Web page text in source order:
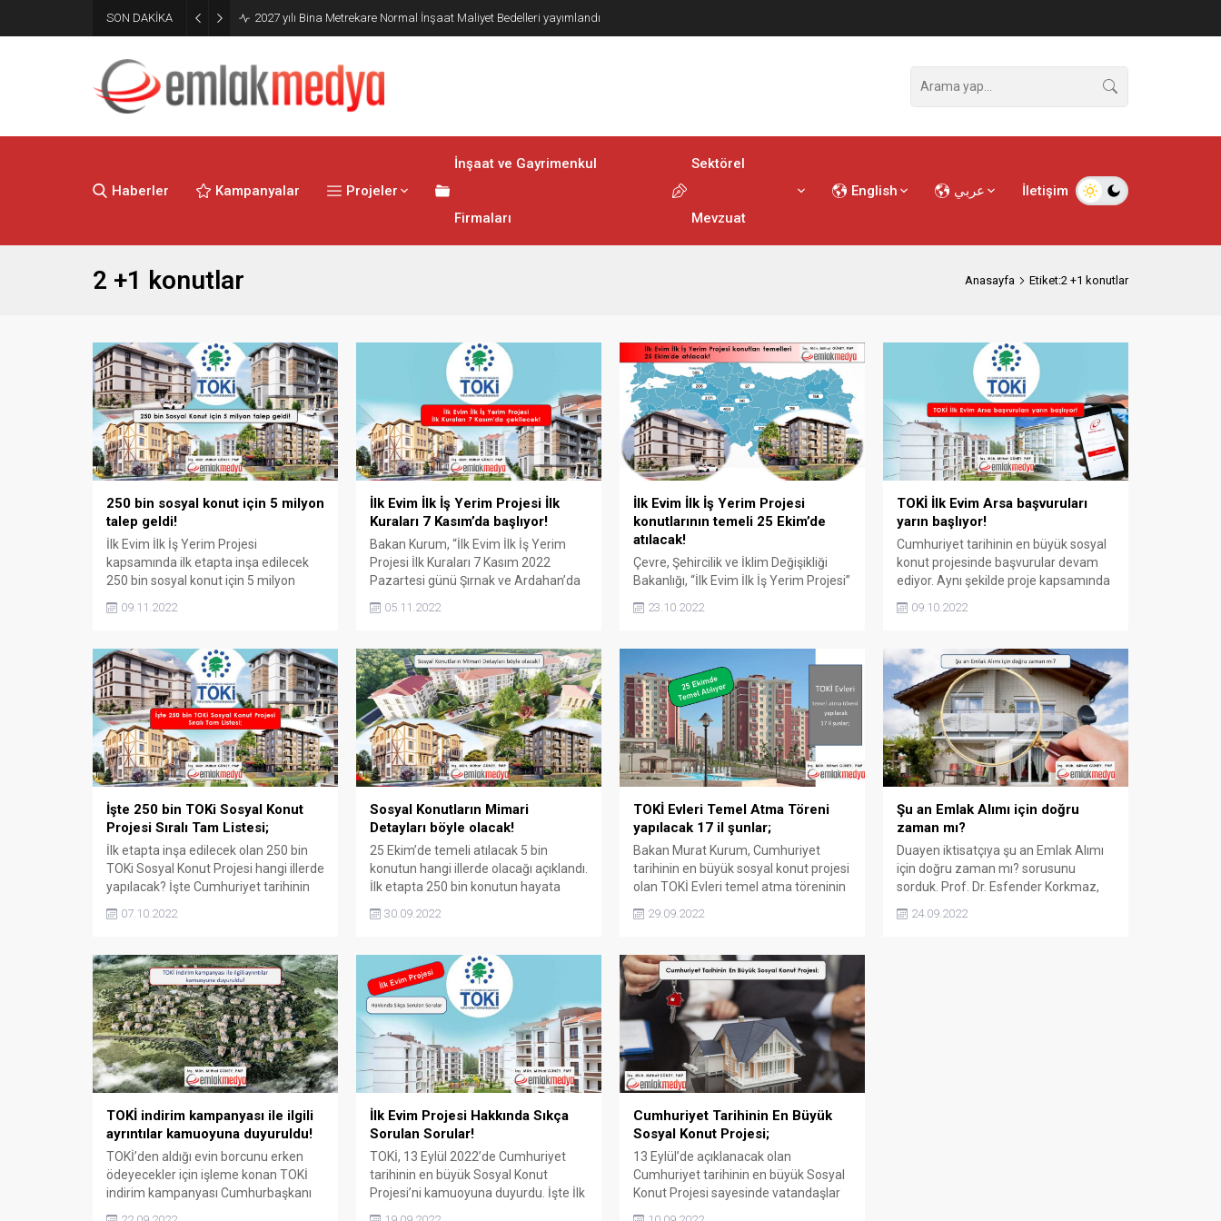
SON DAKİKA
Mimarlık Ve Mühendislik Projelerinin Elektronik Ortamda Teslimi Ve Yönetilmesi
Hakkında Yönetmelik yayımlandı
Haberler Kampanyalar Projeler
İnşaat ve Gayrimenkul
Firmaları
Sektörel
Mevzuat
English عربي İletişim
2 +1 konutlar Anasayfa Etiket:2 +1 konutlar
250 bin sosyal konut için 5 milyon
talep geldi!
İlk Evim İlk İş Yerim Projesi
kapsamında ilk etapta inşa edilecek
250 bin sosyal konut için 5 milyon
milyon talep geldi İlk Evim İlk İş Yerim
edilecek 250 bin sosyal konut için 5
milyon talep geldi. Hürriyet’ten...
09.11.2022
İlk Evim İlk İş Yerim Projesi İlk
Kuraları 7 Kasım’da başlıyor!
Bakan Kurum, “İlk Evim İlk İş Yerim
Projesi İlk Kuraları 7 Kasım 2022
Pazartesi günü Şırnak ve Ardahan’da
İlk İş Yerim Projesi İlk Kuraları 7
Şehircilik ve İklim Değişikliği Bakanı
Murat Kurum, Beyoğlu Okmeydanı
Kentsel Dönüşüm Projesi Temel Atma
Töreni’nde...
05.11.2022
İlk Evim İlk İş Yerim Projesi
konutlarının temeli 25 Ekim’de
atılacak!
Çevre, Şehircilik ve İklim Değişikliği
Bakanlığı, “İlk Evim İlk İş Yerim Projesi”
temelinin 25 Ekim 2022 Salı günü
Projesi” temeli 25 Ekim’de atılacak
Fırat Taşdemir’in haberine göre Çevre,
Şehircilik ve İklim Değişikliği Bakanı
Murat Kurum, “İlk Evim İlk...
23.10.2022
TOKİ İlk Evim Arsa başvuruları
yarın başlıyor!
Cumhuriyet tarihinin en büyük sosyal
konut projesinde başvurular devam
ediyor. Aynı şekilde proje kapsamında
başvuruları yarın başlıyor. TOKİ İlk
Cumhuriyet tarihinin en büyük sosyal
konut projesinde başvurular devam
ediyor. Aynı şekilde proje kapsamında
TOKİ İlk Evim Arsa başvuruları...
09.10.2022
İşte 250 bin TOKi Sosyal Konut
Projesi Sıralı Tam Listesi;
İlk etapta inşa edilecek olan 250 bin
TOKi Sosyal Konut Projesi hangi illerde
yapılacak? İşte Cumhuriyet tarihinin
sıralı tam listesi; 250 bin TOKi Sosyal
etapta inşa edilecek olan 250 bin TOKi
Sosyal Konut Projesi hangi illerde
yapılacak?...
07.10.2022
Sosyal Konutların Mimari
Detayları böyle olacak!
25 Ekim’de temeli atılacak 5 bin
konutun hangi illerde olacağı açıklandı.
İlk etapta 250 bin konutun hayata
Konutların Mimari detayları belli oldu.
detayları belli oldu Cumhurbaşkanı
Erdoğan’ın detaylarını
açıkladığı Cumhuriyet tarihinin en
büyük sosyal konut projesinde
başvuru sayısı 5 milyona yaklaştı. 25...
30.09.2022
TOKİ Evleri Temel Atma Töreni
yapılacak 17 il şunlar;
Bakan Murat Kurum, Cumhuriyet
tarihinin en büyük sosyal konut projesi
olan TOKİ Evleri temel atma töreninin
İşte 25 Ekim 2022’de TOKİ temel
Evleri temel atma töreni Ekim ayında
başlayacak Çevre, Şehircilik ve İklim
Değişikliği Bakanı Murat Kurum,
Cumhuriyet tarihinin...
29.09.2022
Şu an Emlak Alımı için doğru
zaman mı?
Duayen iktisatçıya şu an Emlak Alımı
için doğru zaman mı? sorusunu
sorduk. Prof. Dr. Esfender Korkmaz,
alınmalı mı sorusuna yanıt verdi;
24.09.2022
TOKİ indirim kampanyası ile ilgili
ayrıntılar kamuoyuna duyuruldu!
TOKİ’den aldığı evin borcunu erken
ödeyecekler için işleme konan TOKİ
indirim kampanyası Cumhurbaşkanı
İlk Evim Projesi Hakkında Sıkça
Sorulan Sorular!
TOKİ, 13 Eylül 2022’de Cumhuriyet
tarihinin en büyük Sosyal Konut
Projesi’ni kamuoyuna duyurdu. İşte İlk
Cumhuriyet Tarihinin En Büyük
Sosyal Konut Projesi;
13 Eylül’de açıklanacak olan
Cumhuriyet tarihinin en büyük Sosyal
Konut Projesi sayesinde vatandaşlar